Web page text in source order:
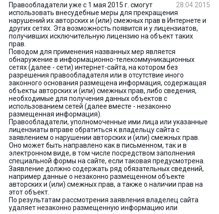
28.04.2015
Правообладатели уже с 1 мая 2015 г. смогут
использовать внесудебные меры для прекращения
нарушений их авторских и (или) смежных прав в Интернете и
других сетях. Эта возможность появится и у лицензиатов,
получивших исключительную лицензию на объект таких
прав.
Поводом для применения названных мер является
обнаружение в информационно-телекоммуникационных
сетях (далее - сети) интернет-сайта, на котором без
разрешения правообладателя или в отсутствие иного
законного основания размещена информация, содержащая
объекты авторских и (или) смежных прав, либо сведения,
необходимые для получения данных объектов с
использованием сетей (далее вместе - незаконно
размещенная информация).
Правообладатели, уполномоченные ими лица или указанные
лицензиаты вправе обратиться к владельцу сайта с
заявлением о нарушении авторских и (или) смежных прав.
Оно может быть направлено как в письменном, так и в
электронном виде, в том числе посредством заполнения
специальной формы на сайте, если таковая предусмотрена.
Заявление должно содержать ряд обязательных сведений,
например данные о незаконно размещенном объекте
авторских и (или) смежных прав, а также о наличии прав на
этот объект.
По результатам рассмотрения заявления владелец сайта
удаляет незаконно размещенную информацию или